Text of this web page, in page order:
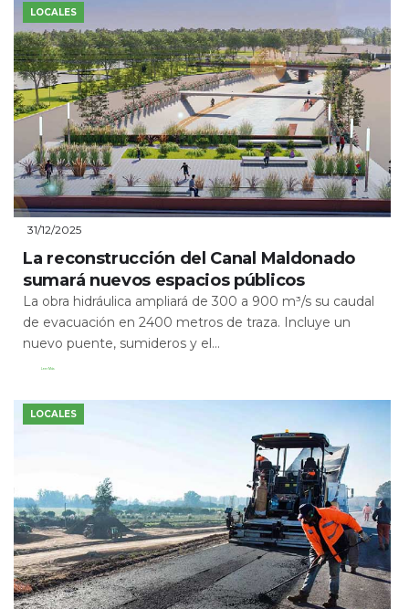
LOCALES
31/12/2025
La reconstrucción del Canal Maldonado
sumará nuevos espacios públicos
La obra hidráulica ampliará de 300 a 900 m³/s su caudal
de evacuación en 2400 metros de traza. Incluye un
nuevo puente, sumideros y el...
Leer Más
LOCALES